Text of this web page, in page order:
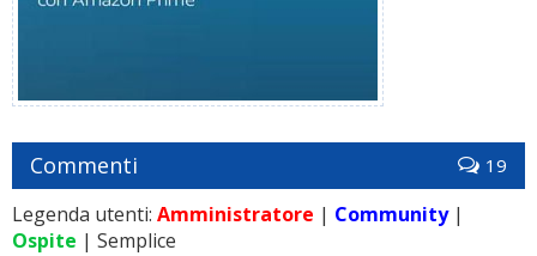
Commenti 19
Legenda utenti: Amministratore | Community|
Ospite | Semplice